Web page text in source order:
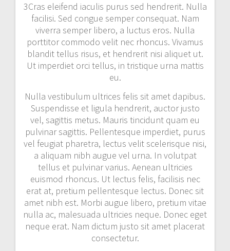
3Cras eleifend iaculis purus sed hendrerit. Nulla
facilisi. Sed congue semper consequat. Nam
viverra semper libero, a luctus eros. Nulla
porttitor commodo velit nec rhoncus. Vivamus
blandit tellus risus, et hendrerit nisi aliquet ut.
Ut imperdiet orci tellus, in tristique urna mattis
eu.
Nulla vestibulum ultrices felis sit amet dapibus.
Suspendisse et ligula hendrerit, auctor justo
vel, sagittis metus. Mauris tincidunt quam eu
pulvinar sagittis. Pellentesque imperdiet, purus
vel feugiat pharetra, lectus velit scelerisque nisi,
a aliquam nibh augue vel urna. In volutpat
tellus et pulvinar varius. Aenean ultricies
euismod rhoncus. Ut lectus felis, facilisis nec
erat at, pretium pellentesque lectus. Donec sit
amet nibh est. Morbi augue libero, pretium vitae
nulla ac, malesuada ultricies neque. Donec eget
neque erat. Nam dictum justo sit amet placerat
consectetur.